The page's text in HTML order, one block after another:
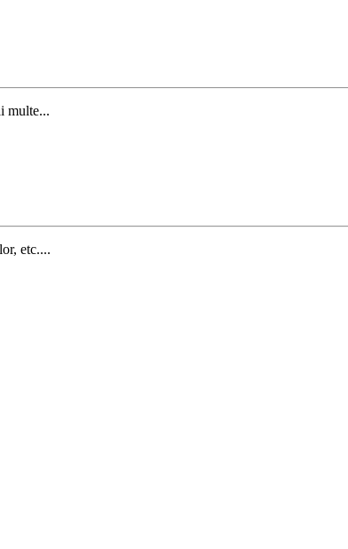
multe...
etc....